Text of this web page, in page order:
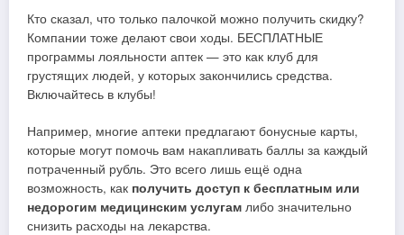
Кто сказал, что только палочкой можно получить скидку?
Компании тоже делают свои ходы. БЕСПЛАТНЫЕ
программы лояльности аптек — это как клуб для
грустящих людей, у которых закончились средства.
Включайтесь в клубы!
Например, многие аптеки предлагают бонусные карты,
которые могут помочь вам накапливать баллы за каждый
потраченный рубль. Это всего лишь ещё одна
возможность, как получить доступ к бесплатным или
недорогим медицинским услугам либо значительно
снизить расходы на лекарства.